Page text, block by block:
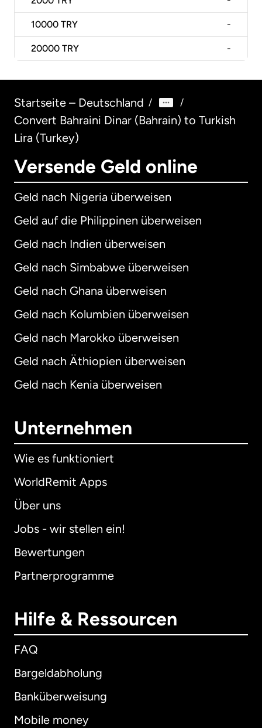
10000 TRY -
20000 TRY -
Startseite – Deutschland / /
Convert Bahraini Dinar (Bahrain) to Turkish
Lira (Turkey)
Versende Geld online
Geld nach Nigeria überweisen
Geld auf die Philippinen überweisen
Geld nach Indien überweisen
Geld nach Simbabwe überweisen
Geld nach Ghana überweisen
Geld nach Kolumbien überweisen
Geld nach Marokko überweisen
Geld nach Äthiopien überweisen
Geld nach Kenia überweisen
Unternehmen
Wie es funktioniert
WorldRemit Apps
Über uns
Jobs - wir stellen ein!
Bewertungen
Partnerprogramme
Hilfe & Ressourcen
FAQ
Bargeldabholung
Banküberweisung
Mobile money